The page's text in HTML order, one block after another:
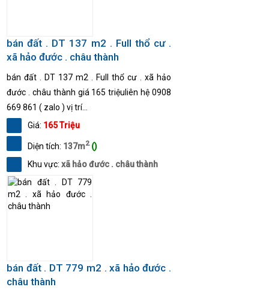
bán đất . DT 137 m2 . Full thổ cư .
xã hảo đước . châu thành
bán đất . DT 137 m2 . Full thổ cư . xã hảo
đước . châu thành giá 165 triệuliên hệ 0908
669 861 ( zalo ) vị trí...
Giá: 165 Triệu
Diện tích: 137m2 ()
Khu vực: xã hảo đước . châu thành
bán đất . DT 779 m2 . xã hảo đước .
châu thành